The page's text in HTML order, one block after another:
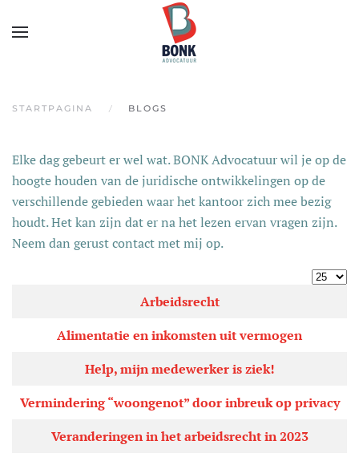
STARTPAGINA BLOGS
Elke dag gebeurt er wel wat. BONK Advocatuur wil je op de
hoogte houden van de juridische ontwikkelingen op de
verschillende gebieden waar het kantoor zich mee bezig
houdt. Het kan zijn dat er na het lezen ervan vragen zijn.
Neem dan gerust contact met mij op.
Toon #
Arbeidsrecht
Alimentatie en inkomsten uit vermogen
Help, mijn medewerker is ziek!
Vermindering “woongenot” door inbreuk op privacy
Veranderingen in het arbeidsrecht in 2023